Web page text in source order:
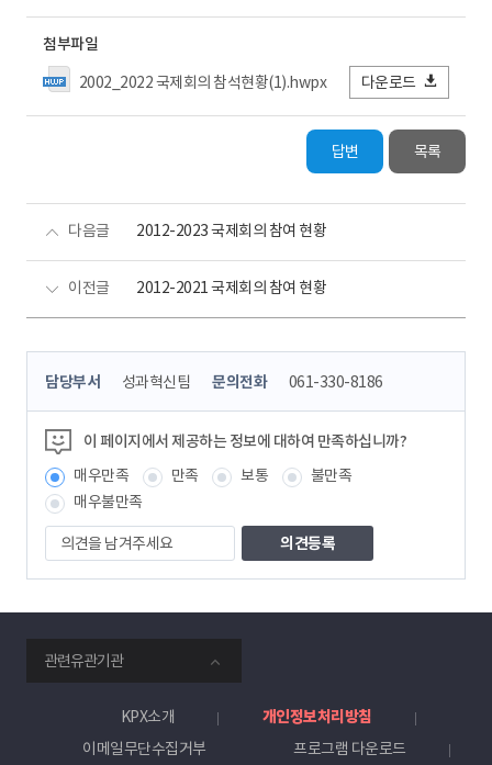
첨부파일
2002_2022 국제회의 참석현황(1).hwpx
다운로드
답변 목록
다음글 2012-2023 국제회의 참여 현황
이전글 2012-2021 국제회의 참여 현황
콘
츠
정
보
책
임
자
담당부서 성과혁신팀 문의전화 061-330-8186
이 페이지에서 제공하는 정보에 대하여 만족하십니까?
매우만족
만족 보통
불만족
매우불만족
의
견
을
겨
주
세
요
관련유관기관
KPX소개
개인정보처리방침
이메일무단수집거부
프로그램 다운로드